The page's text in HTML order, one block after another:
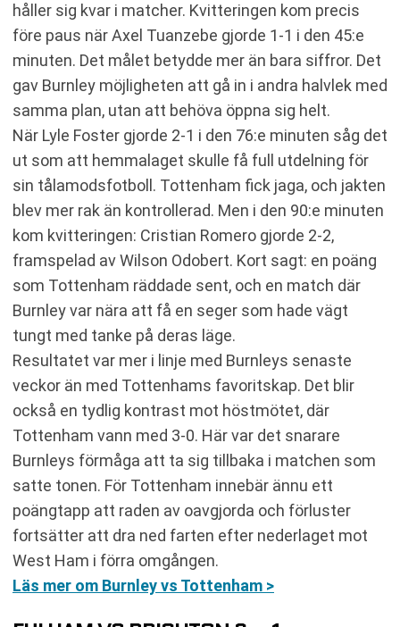
håller sig kvar i matcher. Kvitteringen kom precis
före paus när Axel Tuanzebe gjorde 1-1 i den 45:e
minuten. Det målet betydde mer än bara siffror. Det
gav Burnley möjligheten att gå in i andra halvlek med
samma plan, utan att behöva öppna sig helt.
När Lyle Foster gjorde 2-1 i den 76:e minuten såg det
ut som att hemmalaget skulle få full utdelning för
sin tålamodsfotboll. Tottenham fick jaga, och jakten
blev mer rak än kontrollerad. Men i den 90:e minuten
kom kvitteringen: Cristian Romero gjorde 2-2,
framspelad av Wilson Odobert. Kort sagt: en poäng
som Tottenham räddade sent, och en match där
Burnley var nära att få en seger som hade vägt
tungt med tanke på deras läge.
Resultatet var mer i linje med Burnleys senaste
veckor än med Tottenhams favoritskap. Det blir
också en tydlig kontrast mot höstmötet, där
Tottenham vann med 3-0. Här var det snarare
Burnleys förmåga att ta sig tillbaka i matchen som
satte tonen. För Tottenham innebär ännu ett
poängtapp att raden av oavgjorda och förluster
fortsätter att dra ned farten efter nederlaget mot
West Ham i förra omgången.
Läs mer om Burnley vs Tottenham >